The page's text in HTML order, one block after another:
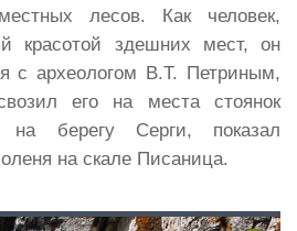
лесов. Как человек,
красотой здешних мест, он
с археологом В.Т. Петриным,
его на места стоянок
на берегу Серги, показал
на скале Писаница.